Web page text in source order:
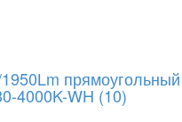
прямоугольный
4000K-WH (10)